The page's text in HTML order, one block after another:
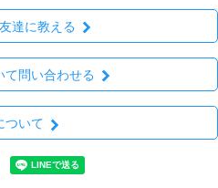
達に教える
て問い合わせる
ついて